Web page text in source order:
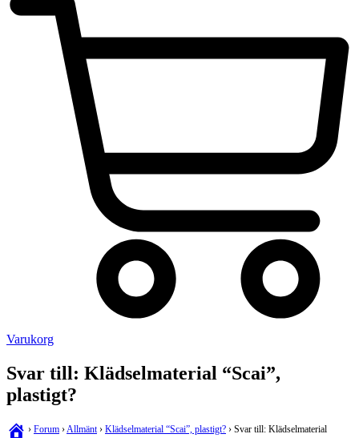
Varukorg
Svar till: Klädselmaterial “Scai”,
plastigt?
› Forum ›Allmänt › Klädselmaterial “Scai”, plastigt? › Svar till: Klädselmaterial